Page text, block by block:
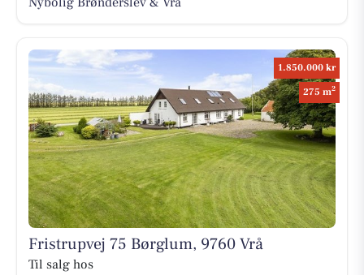
1.850.000 kr
275 m2
Fristrupvej 75 Børglum, 9760 Vrå
Til salg hos